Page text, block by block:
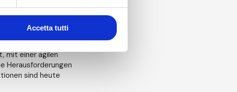
Accetta tutti
mit einer agilen
Herausforderungen
sind heute